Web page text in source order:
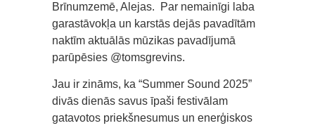
Brīnumzemē, Alejas. Par nemainīgi laba
garastāvokļa un karstās dejās pavadītām
naktīm aktuālās mūzikas pavadījumā
parūpēsies @tomsgrevins.
Jau ir zināms, ka “Summer Sound 2025”
divās dienās savus īpaši festivālam
gatavotos priekšnesumus un enerģiskos